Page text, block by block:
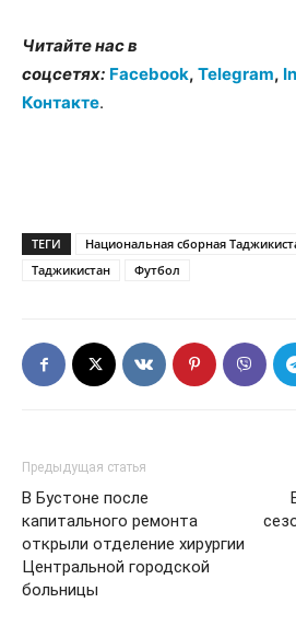
Читайте нас в
соцсетях: Facebook, Telegram,
Контакте.
ТЕГИ Национальная сборная
Таджикистан
Футбол
Предыдущая статья
В Бустоне после
капитального ремонта
открыли отделение хирургии
Центральной городской
больницы